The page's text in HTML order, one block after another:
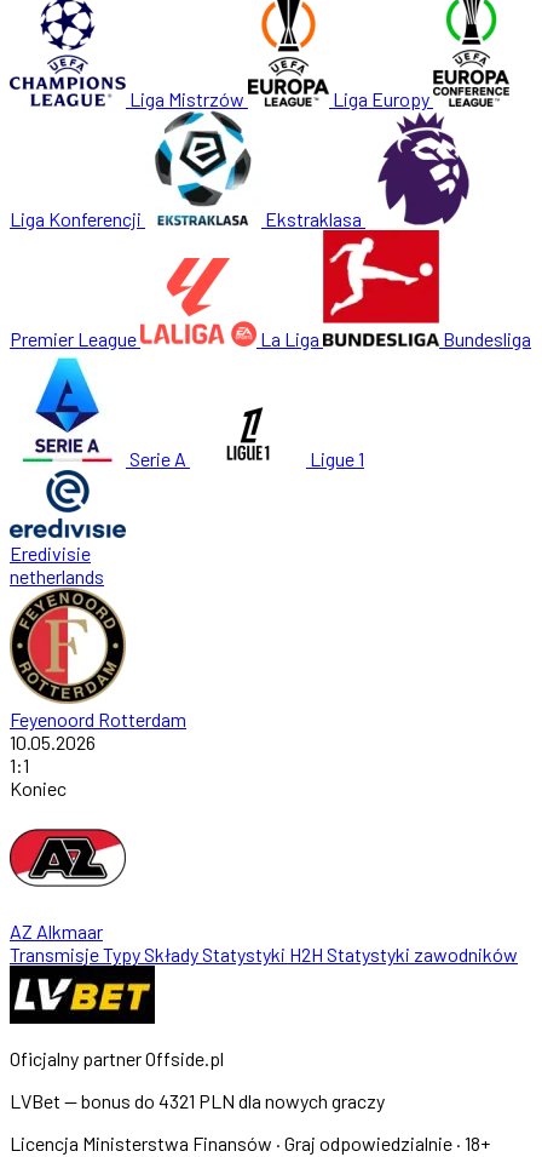
Liga Mistrzów Liga Europy
Liga Konferencji Ekstraklasa
Premier League La Liga Bundesliga
Serie A Ligue 1
Eredivisie
netherlands
Feyenoord Rotterdam
10.05.2026
1:1
Koniec
AZ Alkmaar
TransmisjeTypySkładyStatystyki H2H Statystyki zawodników
Oficjalny partner Offside.pl
LVBet — bonus do 4321 PLN dla nowych graczy
Licencja Ministerstwa Finansów · Graj odpowiedzialnie · 18+